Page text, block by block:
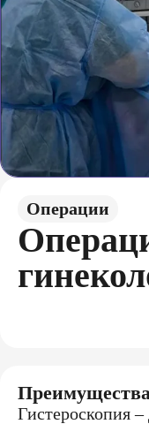
Операции
Гистероскопия –